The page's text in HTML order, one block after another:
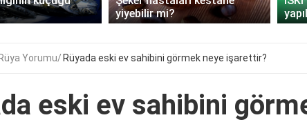
yiyebilir mi?
Rüya Yorumu Rüyada eski ev sahibini görmek neye işarettir?
eski ev sahibini